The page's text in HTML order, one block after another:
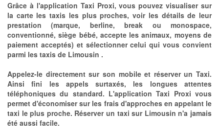
Grâce à l'application Taxi Proxi, vous pouvez visualiser sur
la carte les taxis les plus proches, voir les détails de leur
prestation (marque, berline, break ou monospace,
conventionné, siège bébé, accepte les animaux, moyens de
paiement acceptés) et sélectionner celui qui vous convient
parmi les taxis de Limousin .
Appelez-le directement sur son mobile et réserver un Taxi.
Ainsi fini les appels surtaxés, les longues attentes
téléphoniques du standard. L'application Taxi Proxi vous
permet d'économiser sur les frais d'approches en appelant le
taxi le plus proche. Réserver un taxi sur Limousin n'a jamais
été aussi facile.